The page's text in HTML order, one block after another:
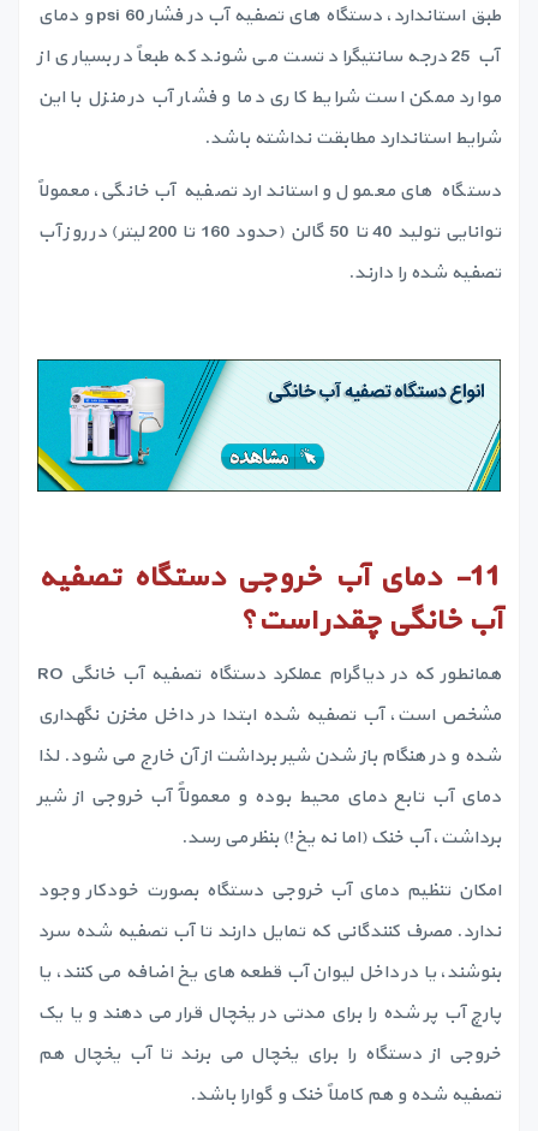
طبق استاندارد، دستگاه های تصفیه آب در فشار 60 psi و دمای
آب 25 درجه سانتیگراد تست می شوند که طبعاً در بسیاری از
موارد ممکن است شرایط کاری دما و فشار آب در منزل با این
شرایط استاندارد مطابقت نداشته باشد.
دستگاه های معمول و استاندارد تصفیه آب خانگی، معمولاً
توانایی تولید 40 تا 50 گالن (حدود 160 تا 200 لیتر) در روز آب
تصفیه شده را دارند.
11-
دمای آب خروجی دستگاه تصفیه
آب خانگی چقدر است؟
همانطور که در دیاگرام عملکرد دستگاه تصفیه آب خانگی RO
مشخص است، آب تصفیه شده ابتدا در داخل مخزن نگهداری
شده و در هنگام باز شدن شیر برداشت از آن خارج می شود. لذا
دمای آب تابع دمای محیط بوده و معمولآً آب خروجی از شیر
برداشت، آب خنک (اما نه یخ!) بنظر می رسد.
امکان تنظیم دمای آب خروجی دستگاه بصورت خودکار وجود
ندارد. مصرف کنندگانی که تمایل دارند تا آب تصفیه شده سرد
بنوشند، یا در داخل لیوان آب قطعه های یخ اضافه می کنند، یا
پارچ آب پر شده را برای مدتی در یخچال قرار می دهند و یا یک
خروجی از دستگاه را برای یخچال می برند تا آب یخچال هم
تصفیه شده و هم کاملاً خنک و گوارا باشد.